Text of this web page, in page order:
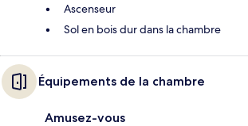
Ascenseur
Sol en bois dur dans la chambre
Équipements de la chambre
Amusez-vous